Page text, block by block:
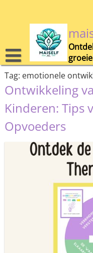
Tag: emotionele
Ontwikkeling
Kinderen: Tips
Opvoeders